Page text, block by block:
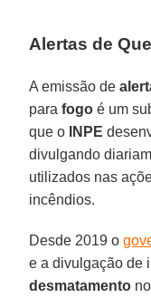
Alertas de
A emissão de
parafogo é um
que o
INPE
divulgando
utilizados nas
incêndios.
Desde 2019 o
e a divulgação de
desmatamento